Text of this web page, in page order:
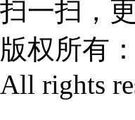
扫一扫，
版权所有：
All rights